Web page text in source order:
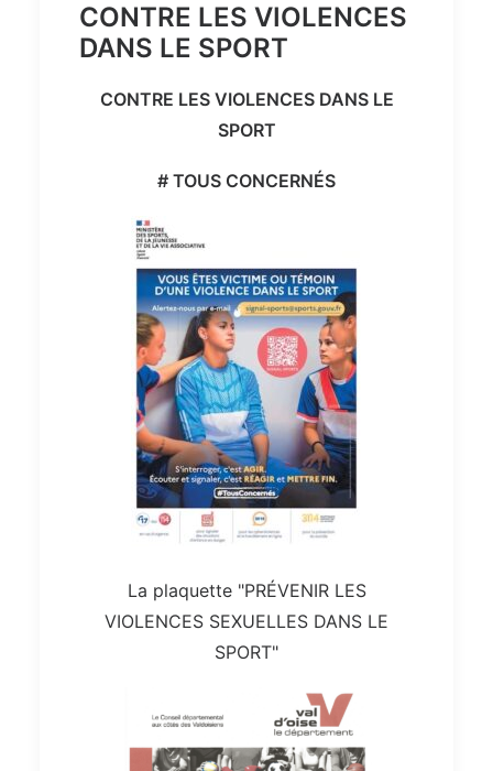
CONTRE LES VIOLENCES
DANS LE SPORT
CONTRE LES VIOLENCES DANS LE
SPORT
# TOUS CONCERNÉS
La plaquette "PRÉVENIR LES
VIOLENCES SEXUELLES DANS LE
SPORT"